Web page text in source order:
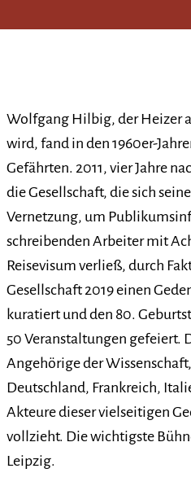
Wolfgang Hilbig, der Heizer
wird, fand in den 1960er-
Gefährten. 2011, vier Jahre
die Gesellschaft, die sich
Vernetzung, um
schreibenden Arbeiter mit
Reisevisum verließ, durch
Gesellschaft 2019 einen
kuratiert und den 80.
50 Veranstaltungen gefeiert.
Angehörige der
Deutschland, Frankreich,
Akteure dieser vielseitigen
vollzieht. Die wichtigste
Leipzig.